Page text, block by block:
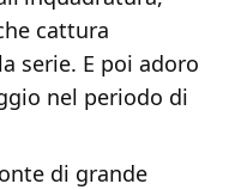
cattura
serie. E poi adoro
nel periodo di
di grande